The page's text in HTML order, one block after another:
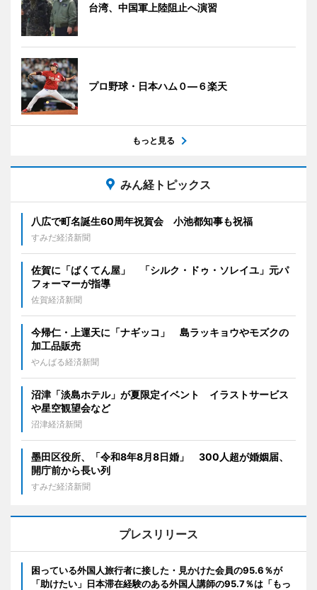
台湾、中国軍上陸阻止へ演習
プロ野球・日本ハム０―６楽天
もっと見る
みん経トピックス
八広で町名誕生60周年祝賀会 小池都知事も祝福
すみだ経済新聞
佐賀に「ばくてん屋」 「シルク・ドゥ・ソレイユ」元パ
フォーマーが指導
佐賀経済新聞
今帰仁・上運天に「ナギッコ」 島ラッキョウやモズクの
加工品販売
やんばる経済新聞
沼津「淡島ホテル」が夏限定イベント イラストサービス
や星空観望会など
沼津経済新聞
墨田区役所、「令和8年8月8日婚」 300人超が婚姻届、
開庁前から長い列
すみだ経済新聞
プレスリリース
困っている外国人旅行者に接した・見かけた会員の95.6％が
「助けたい」日本滞在経験のある外国人講師の95.7％は「もっ